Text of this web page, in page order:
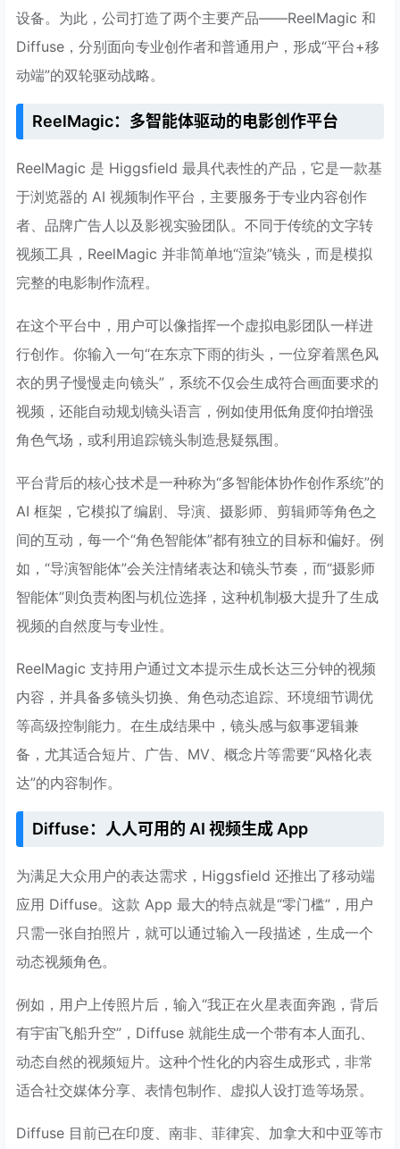
设备。为此，公司打造了两个主要产品——ReelMagic 和
Diffuse，分别面向专业创作者和普通用户，形成“平台+移
动端”的双轮驱动战略。
ReelMagic：多智能体驱动的电影创作平台
ReelMagic 是 Higgsfield 最具代表性的产品，它是一款基
于浏览器的 AI 视频制作平台，主要服务于专业内容创作
者、品牌广告人以及影视实验团队。不同于传统的文字转
视频工具，ReelMagic 并非简单地“渲染”镜头，而是模拟
完整的电影制作流程。
在这个平台中，用户可以像指挥一个虚拟电影团队一样进
行创作。你输入一句“在东京下雨的街头，一位穿着黑色风
衣的男子慢慢走向镜头”，系统不仅会生成符合画面要求的
视频，还能自动规划镜头语言，例如使用低角度仰拍增强
角色气场，或利用追踪镜头制造悬疑氛围。
平台背后的核心技术是一种称为“多智能体协作创作系统”的
AI 框架，它模拟了编剧、导演、摄影师、剪辑师等角色之
间的互动，每一个“角色智能体”都有独立的目标和偏好。例
如，“导演智能体”会关注情绪表达和镜头节奏，而“摄影师
智能体”则负责构图与机位选择，这种机制极大提升了生成
视频的自然度与专业性。
ReelMagic 支持用户通过文本提示生成长达三分钟的视频
内容，并具备多镜头切换、角色动态追踪、环境细节调优
等高级控制能力。在生成结果中，镜头感与叙事逻辑兼
备，尤其适合短片、广告、MV、概念片等需要“风格化表
达”的内容制作。
Diffuse：人人可用的 AI 视频生成 App
为满足大众用户的表达需求，Higgsfield 还推出了移动端
应用 Diffuse。这款 App 最大的特点就是“零门槛”，用户
只需一张自拍照片，就可以通过输入一段描述，生成一个
动态视频角色。
例如，用户上传照片后，输入“我正在火星表面奔跑，背后
有宇宙飞船升空”，Diffuse 就能生成一个带有本人面孔、
动态自然的视频短片。这种个性化的内容生成形式，非常
适合社交媒体分享、表情包制作、虚拟人设打造等场景。
Diffuse 目前已在印度、南非、菲律宾、加拿大和中亚等市